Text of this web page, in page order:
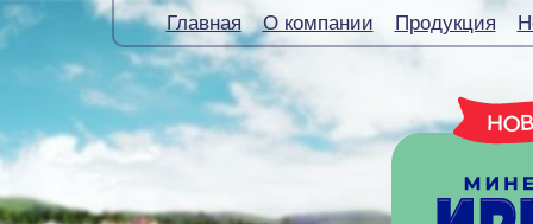
Главная О компании Продукция